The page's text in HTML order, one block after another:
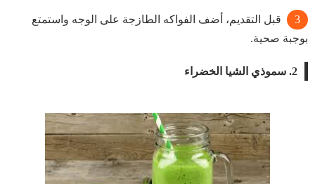
قبل التقديم، أضف الفواكه الطازجة على الوجه واستمتع
بوجبة صحية.
2. سموذي الشيا الخضراء